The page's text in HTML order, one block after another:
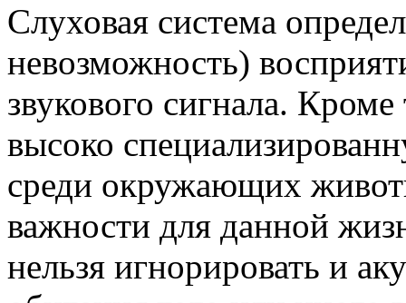
Слуховая система
невозможность)
звукового сигнала.
высоко
среди окружающих
важности для данной
нельзя игнорировать и